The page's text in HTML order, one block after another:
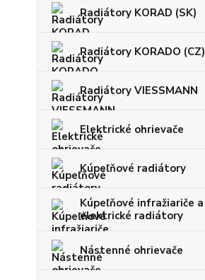
Radiátory KORAD (SK)
Radiátory KORADO (CZ)
Radiátory VIESSMANN
Elektrické ohrievače
Kúpeľňové radiátory
Kúpeľňové infražiariče a
elektrické radiátory
Nástenné ohrievače